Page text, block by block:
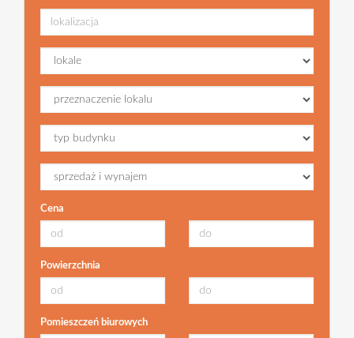
Cena
Powierzchnia
Pomieszczeń biurowych